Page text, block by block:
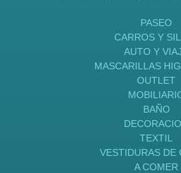
PASEO
CARROS Y
AUTO Y
MASCARILLAS
OUTLET
BAÑO
TEXTIL
VESTIDURAS DE
A COMER